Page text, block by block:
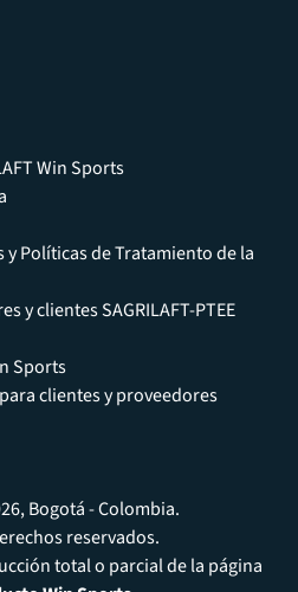
Win Sports
Políticas de Tratamiento de la
y clientes SAGRILAFT-PTEE
Sports
clientes y proveedores
Bogotá - Colombia.
reservados.
total o parcial de la página